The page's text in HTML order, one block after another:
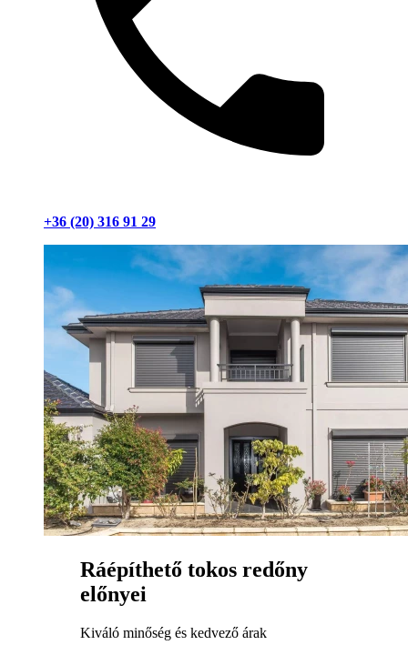
+36 (20) 316 91 29
Ráépíthető tokos redőny
előnyei
Kiváló minőség és kedvező árak